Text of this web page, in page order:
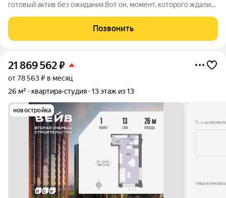
готовый актив без ожидания Вот он, момент, которого ждали
на улице Красного Маяка официально сдан в 2025 году. Перед
вами не просто
Позвонить
21 869 562₽
от 78 563 ₽ в месяц
26 м²
квартира-студия 13 этаж из 13
новостройка